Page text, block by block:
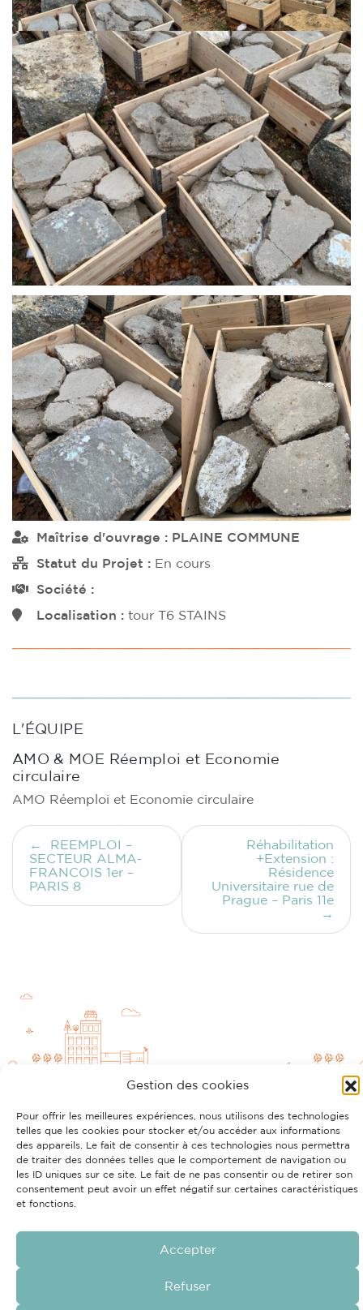
Gestion des cookies
Pour offrir les meilleures expériences, nous utilisons des technologies
telles que les cookies pour stocker et/ou accéder aux informations
des appareils. Le fait de consentir à ces technologies nous permettra
de traiter des données telles que le comportement de navigation ou
les ID uniques sur ce site. Le fait de ne pas consentir ou de retirer son
consentement peut avoir un effet négatif sur certaines caractéristiques
et fonctions.
Accepter
Refuser
Maîtrise d'ouvrage : PLAINE COMMUNE
Statut du Projet : En cours
Société :
Localisation : tour T6 STAINS
L'ÉQUIPE
AMO & MOE Réemploi et Economie
circulaire
AMO Réemploi et Economie circulaire
Navigation
de
l’article
REEMPLOI –
SECTEUR ALMA-
FRANCOIS 1er –
PARIS 8
Réhabilitation
+Extension :
Résidence
Universitaire rue de
Prague – Paris 11e
Politique RGPD Mentions légales Cookies Découvrez aussi